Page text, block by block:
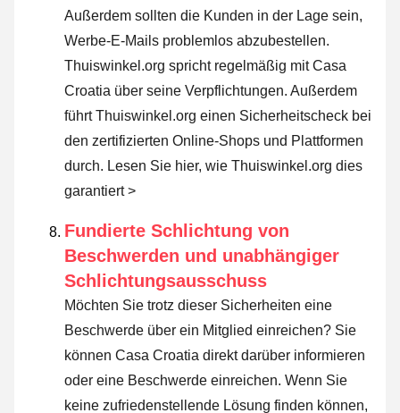
Außerdem sollten die Kunden in der Lage sein,
Werbe-E-Mails problemlos abzubestellen.
Thuiswinkel.org spricht regelmäßig mit Casa
Croatia über seine Verpflichtungen. Außerdem
führt Thuiswinkel.org einen Sicherheitscheck bei
den zertifizierten Online-Shops und Plattformen
durch. Lesen Sie hier, wie Thuiswinkel.org dies
garantiert >
Fundierte Schlichtung von
Beschwerden und unabhängiger
Schlichtungsausschuss
Möchten Sie trotz dieser Sicherheiten eine
Beschwerde über ein Mitglied einreichen? Sie
können Casa Croatia direkt darüber informieren
oder eine Beschwerde einreichen. Wenn Sie
keine zufriedenstellende Lösung finden können,